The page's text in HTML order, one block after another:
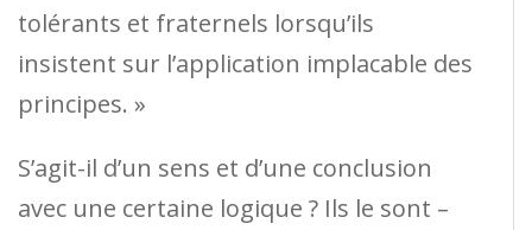
tolérants et fraternels lorsqu’ils
insistent sur l’application implacable des
principes. »
S’agit-il d’un sens et d’une conclusion
avec une certaine logique ? Ils le sont –